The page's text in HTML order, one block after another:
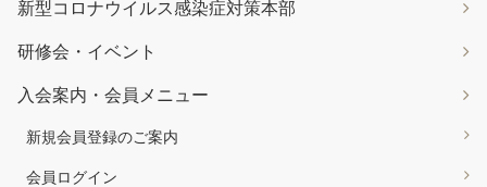
新型コロナウイルス感染症対策本部
研修会・イベント
入会案内・会員メニュー
新規会員登録のご案内
会員ログイン